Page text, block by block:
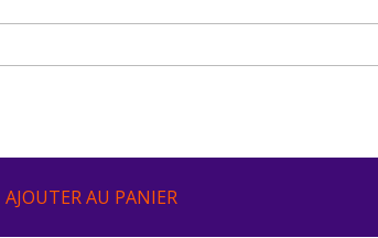
AJOUTER AU PANIER